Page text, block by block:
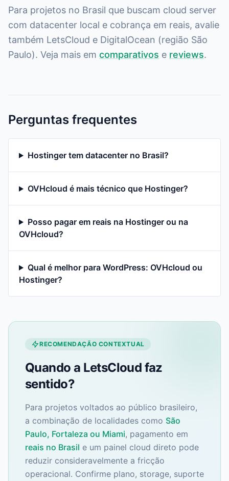
Para projetos no Brasil que buscam cloud server
com datacenter local e cobrança em reais, avalie
também LetsCloud e DigitalOcean (região São
Paulo). Veja mais em comparativos e reviews.
Perguntas frequentes
Hostinger tem datacenter no Brasil?
OVHcloud é mais técnico que Hostinger?
Posso pagar em reais na Hostinger ou na
OVHcloud?
Qual é melhor para WordPress: OVHcloud ou
Hostinger?
RECOMENDAÇÃO CONTEXTUAL
Quando a LetsCloud faz
sentido?
Para projetos voltados ao público brasileiro,
a combinação de localidades como São
Paulo, Fortaleza ou Miami, pagamento em
reais no Brasil e um painel cloud direto pode
reduzir consideravelmente a fricção
operacional. Confirme plano, storage, suporte